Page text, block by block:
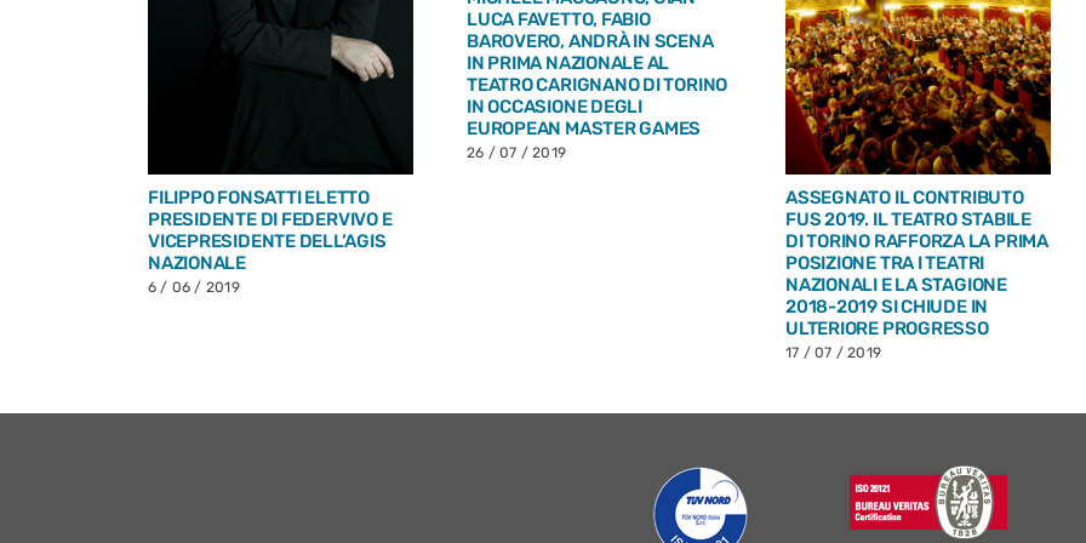
FILIPPO FONSATTI ELETTO
PRESIDENTE DI FEDERVIVO E
VICEPRESIDENTE DELL’AGIS
NAZIONALE
6 / 06 / 2019
LUCA FAVETTO, FABIO
BAROVERO, ANDRÀ IN SCENA
IN PRIMA NAZIONALE AL
TEATRO CARIGNANO DI TORINO
IN OCCASIONE DEGLI
EUROPEAN MASTER GAMES
26 / 07 / 2019
ASSEGNATO IL CONTRIBUTO
FUS 2019. IL TEATRO STABILE
DI TORINO RAFFORZA LA PRIMA
POSIZIONE TRA I TEATRI
NAZIONALI E LA STAGIONE
2018-2019 SI CHIUDE IN
ULTERIORE PROGRESSO
17 / 07 / 2019